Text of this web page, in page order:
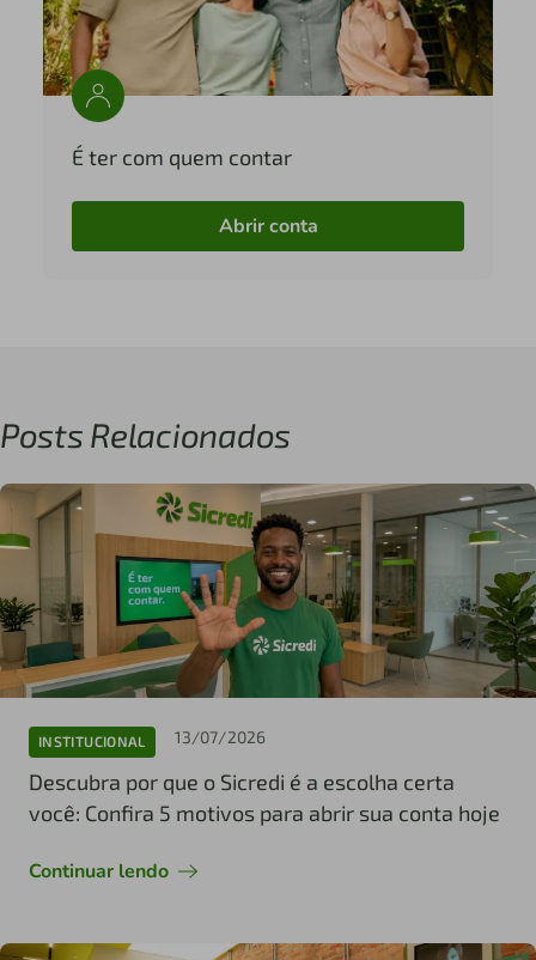
É ter com quem contar
Abrir conta
Posts Relacionados
INSTITUCIONAL 13/07/2026
Descubra por que o Sicredi é a escolha certa
você: Confira 5 motivos para abrir sua conta hoje
Continuar lendo